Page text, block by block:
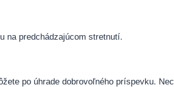
na predchádzajúcom stretnutí.
po úhrade dobrovoľného príspevku.